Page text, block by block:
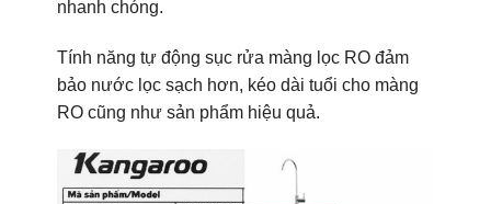
nhanh chóng.
Tính năng tự động sục rửa màng lọc RO đảm
bảo nước lọc sạch hơn, kéo dài tuổi cho màng
RO cũng như sản phẩm hiệu quả.